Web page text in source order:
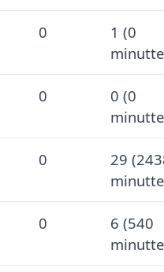
0
1 (0
0
0 (0
0
29
0
6 (540